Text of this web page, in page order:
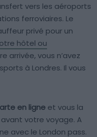
vers les aéroports
ferroviaires. Le
privé pour un
hôtel ou
arrivée, vous n’avez
à Londres. Il vous
en ligne et vous la
votre voyage. A
avec le London pass.